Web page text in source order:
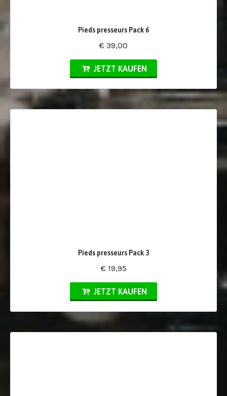
Pieds presseurs Pack 6
€ 39,00
JETZT KAUFEN
Pieds presseurs Pack 3
€ 19,95
JETZT KAUFEN